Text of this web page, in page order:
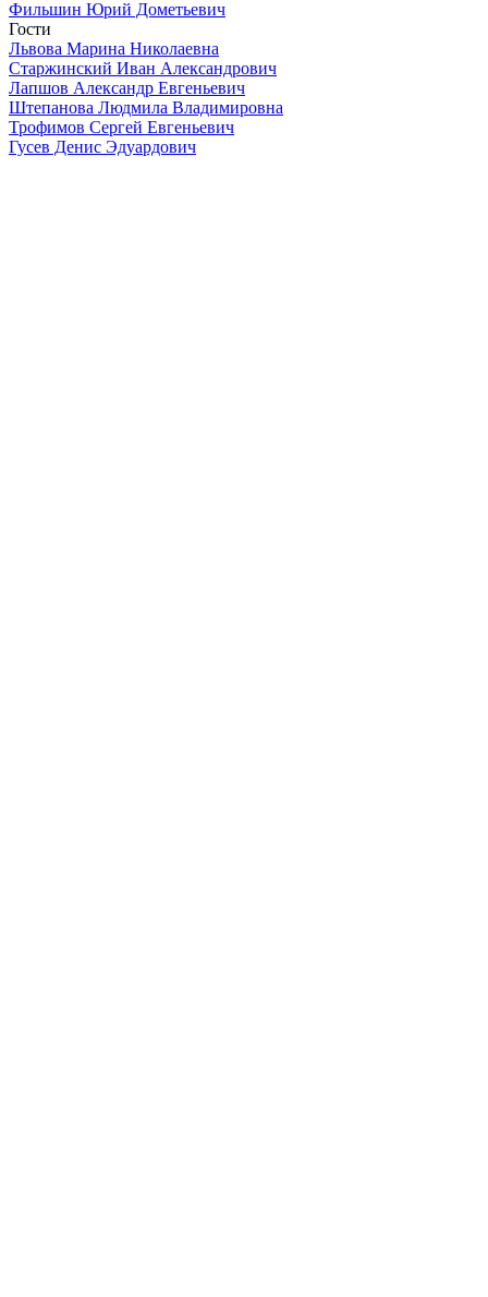
Фильшин Юрий Дометьевич
Гости
Львова Марина Николаевна
Старжинский Иван Александрович
Лапшов Александр Евгеньевич
Штепанова Людмила Владимировна
Трофимов Сергей Евгеньевич
Гусев Денис Эдуардович